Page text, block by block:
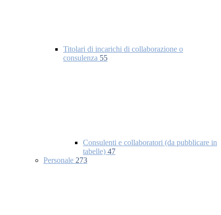
Titolari di incarichi di collaborazione o
consulenza 55
Consulenti e collaboratori (da pubblicare in
tabelle) 47
Personale 273